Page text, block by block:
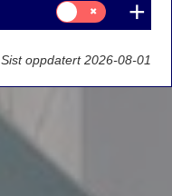
Samtykke
til:
Markedsføring
Sist oppdatert 2026-08-01